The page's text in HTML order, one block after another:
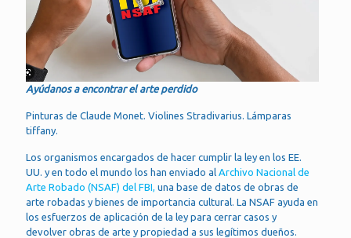
Ayúdanos a encontrar el arte perdido
Pinturas de Claude Monet. Violines Stradivarius. Lámparas
tiffany.
Los organismos encargados de hacer cumplir la ley en los EE.
UU. y en todo el mundo los han enviado al Archivo Nacional de
Arte Robado (NSAF) del FBI, una base de datos de obras de
arte robadas y bienes de importancia cultural. La NSAF ayuda en
los esfuerzos de aplicación de la ley para cerrar casos y
devolver obras de arte y propiedad a sus legítimos dueños.